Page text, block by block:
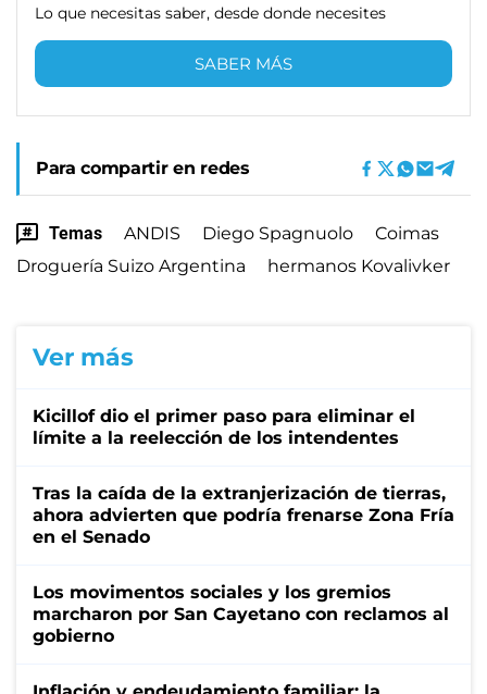
Lo que necesitas saber, desde donde necesites
SABER MÁS
Para compartir en redes
Temas ANDIS Diego Spagnuolo
Coimas
Droguería Suizo Argentina
hermanos Kovalivker
Ver más
Kicillof dio el primer paso para eliminar el
límite a la reelección de los intendentes
Tras la caída de la extranjerización de tierras,
ahora advierten que podría frenarse Zona Fría
en el Senado
Los movimentos sociales y los gremios
marcharon por San Cayetano con reclamos al
gobierno